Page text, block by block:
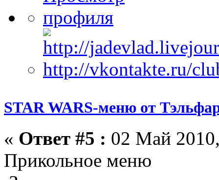
STAR WARS-меню от
« Ответ #5 : 02 Май
Прикольное меню